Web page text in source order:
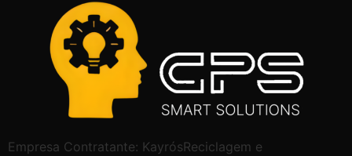
Empresa Contratante: KayrósReciclagem e